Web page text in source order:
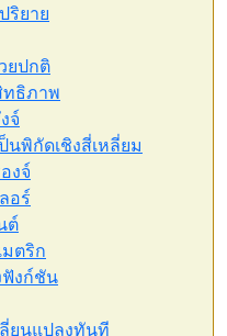
ริยาย
ยปกติ
ทธิภาพ
จ์
นพิกัดเชิงสี่เหลี่ยม
งจ์
อร์
ต์
มตริก
ฟังก์ชัน
ยนแปลงทันที